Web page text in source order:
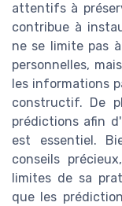
attentifs à
contribue à
ne se limite pas
personnelles,
les informations
constructif. De
prédictions afin
est essentiel.
conseils
limites de sa
que les